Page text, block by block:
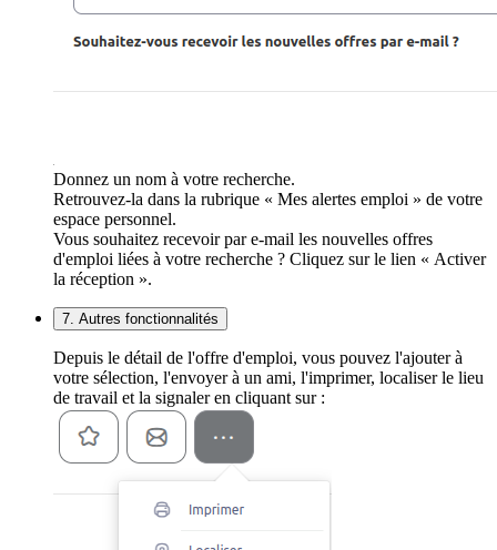
Donnez un nom à votre recherche.
Retrouvez-la dans la rubrique « Mes alertes emploi » de votre
espace personnel.
Vous souhaitez recevoir par e-mail les nouvelles offres
d'emploi liées à votre recherche ? Cliquez sur le lien « Activer
la réception ».
7. Autres fonctionnalités
Depuis le détail de l'offre d'emploi, vous pouvez l'ajouter à
votre sélection, l'envoyer à un ami, l'imprimer, localiser le lieu
de travail et la signaler en cliquant sur :